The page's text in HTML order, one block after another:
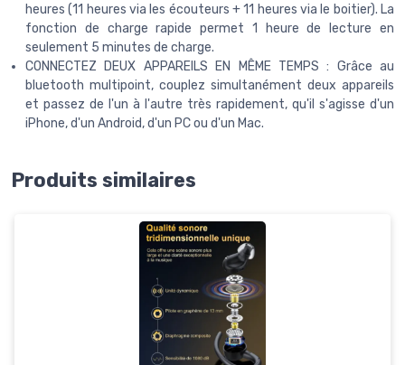
heures (11 heures via les écouteurs + 11 heures via le boitier). La
fonction de charge rapide permet 1 heure de lecture en
seulement 5 minutes de charge.
CONNECTEZ DEUX APPAREILS EN MÊME TEMPS : Grâce au
bluetooth multipoint, couplez simultanément deux appareils
et passez de l'un à l'autre très rapidement, qu'il s'agisse d'un
iPhone, d'un Android, d'un PC ou d'un Mac.
Produits similaires